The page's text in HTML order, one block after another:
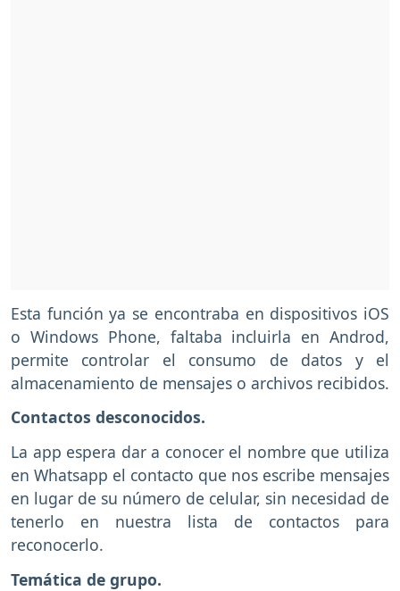
Esta función ya se encontraba en dispositivos iOS
o Windows Phone, faltaba incluirla en Androd,
permite controlar el consumo de datos y el
almacenamiento de mensajes o archivos recibidos.
Contactos desconocidos.
La app espera dar a conocer el nombre que utiliza
en Whatsapp el contacto que nos escribe mensajes
en lugar de su número de celular, sin necesidad de
tenerlo en nuestra lista de contactos para
reconocerlo.
Temática de grupo.